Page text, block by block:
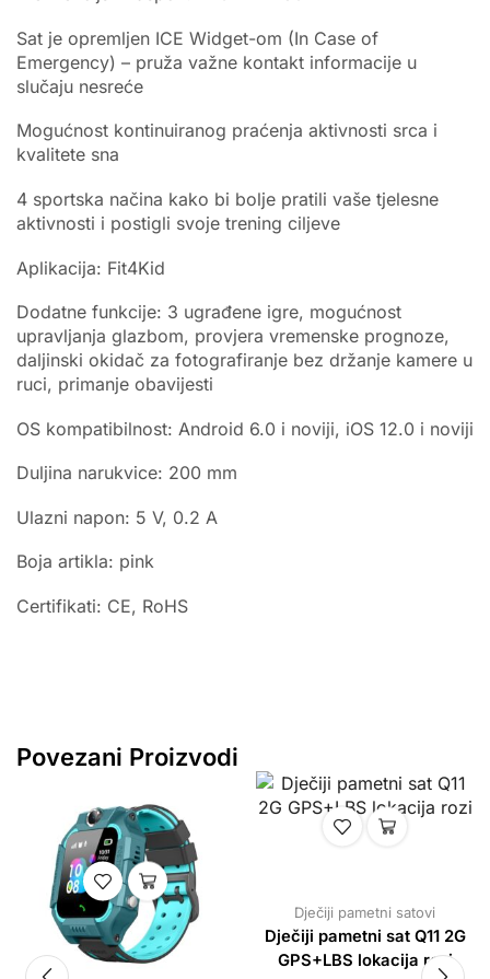
Sat je opremljen ICE Widget-om (In Case of
Emergency) – pruža važne kontakt informacije u
slučaju nesreće
Mogućnost kontinuiranog praćenja aktivnosti srca i
kvalitete sna
4 sportska načina kako bi bolje pratili vaše tjelesne
aktivnosti i postigli svoje trening ciljeve
Aplikacija: Fit4Kid
Dodatne funkcije: 3 ugrađene igre, mogućnost
upravljanja glazbom, provjera vremenske prognoze,
daljinski okidač za fotografiranje bez držanje kamere u
ruci, primanje obavijesti
OS kompatibilnost: Android 6.0 i noviji, iOS 12.0 i noviji
Duljina narukvice: 200 mm
Ulazni napon: 5 V, 0.2 A
Boja artikla: pink
Certifikati: CE, RoHS
Povezani Proizvodi
Dječiji pametni satovi
Dječiji pametni sat Q11 2G
GPS+LBS lokacija rozi